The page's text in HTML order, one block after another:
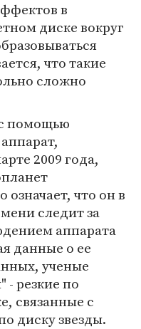
в
диске вокруг
что такие
сложно
помощью
2009 года,
что он в
следит за
аппарата
данные о ее
ученые
- резкие по
связанные с
диску звезды.